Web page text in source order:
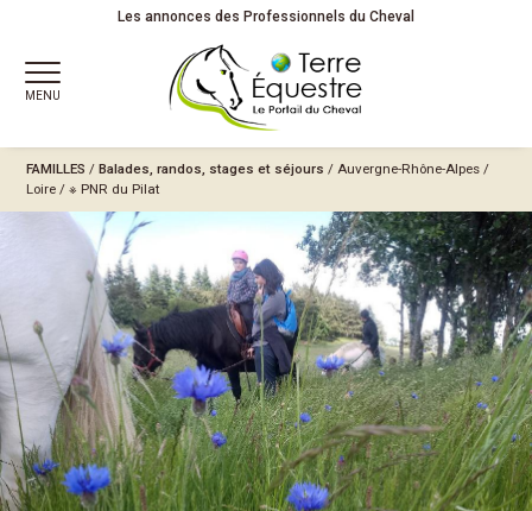
Les annonces des Professionnels du Cheval
MENU
FAMILLES /Balades, randos, stages et séjours /Auvergne-Rhône-Alpes /
Loire /※ PNR du Pilat